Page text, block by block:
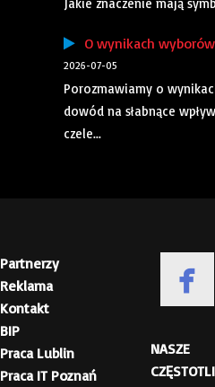
O wynikach
2026-07-05
Porozmawiamy o
dowód na słabnące
czele...
Partnerzy
Reklama
Kontakt
BIP
Praca Lublin
Praca IT Poznań
NASZE